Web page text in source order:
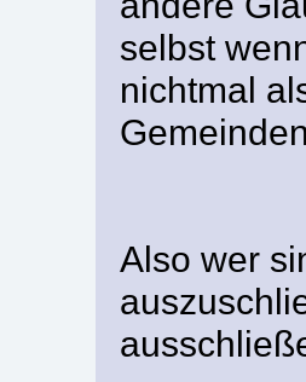
selbst
nichtmal
Also wer